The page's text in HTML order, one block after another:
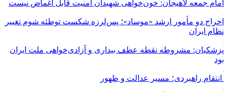
امام جمعه لاهیجان: خون‌خواهی شهیدان امنیت قابل اغماض نیست
اخراج دو مأمور ارشد «موساد»؛ پس‌لرزه شکست توطئه شوم تغییر
نظام ایران
پزشکیان: مشروطه نقطه عطف بیداری و آزادی‌خواهی ملت ایران
بود
انتقام راهبردی؛ مسیر عدالت و ظهور